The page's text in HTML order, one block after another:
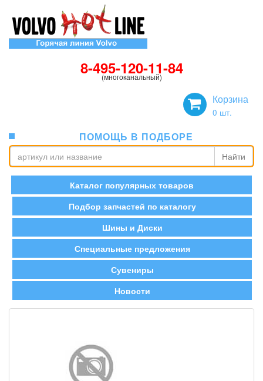
8-495-120-11-84
(многоканальный)
Корзина
0 шт.
ПОМОЩЬ В ПОДБОРЕ
Найти
Каталог популярных товаров
Подбор запчастей по каталогу
Шины и Диски
Специальные предложения
Сувениры
Новости